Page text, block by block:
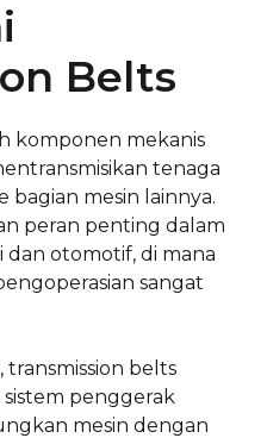
Belts
komponen mekanis
tenaga
bagian mesin lainnya.
peran penting dalam
dan otomotif, di mana
sangat
belts
penggerak
mesin dengan